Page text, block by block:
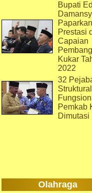
Bupati
Paparkan
Prestasi
Capaian
Kukar
2022
32
Pemkab
Dimutasi
Olahraga